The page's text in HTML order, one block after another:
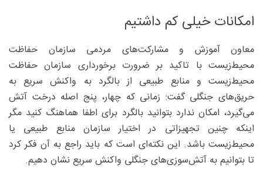
امکانات خیلی کم داشتیم
معاون آموزش و مشارکت‌های مردمی سازمان حفاظت
محیط‌زیست با تاکید بر ضرورت برخورداری سازمان حفاظت
محیط‌زیست و منابع طبیعی از بالگرد به واکنش سریع به
حریق‌های جنگلی گفت: زمانی که چهار، پنج اصله درخت آتش
می‌گیرد، امکان ندارد بتوانید بالگرد برای اطفا هماهنگ کنید مگر
اینکه چنین تجهیزاتی در اختیار سازمان منابع طبیعی یا
محیط‌زیست باشد. این نکته‌ای است که باید راجع به آن فکر کرد
تا بتوانیم به آتش‌سوزی‌های جنگلی واکنش سریع نشان دهیم.